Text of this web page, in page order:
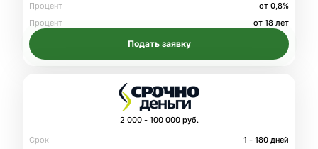
Процент
от 0,8%
Процент
от 18 лет
Подать заявку
2 000 - 100 000 руб.
Срок
1 - 180 дней